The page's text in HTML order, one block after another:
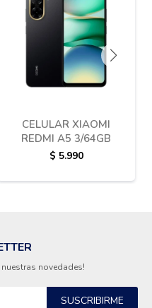
CELULAR XIAOMI
REDMI A5 3/64GB
$ 5.990
novedades!
SUSCRIBIRME